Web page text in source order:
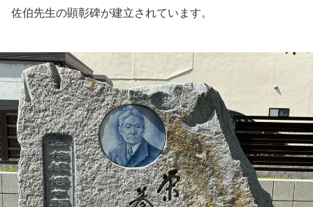
佐伯先生の顕彰碑が建立されています。